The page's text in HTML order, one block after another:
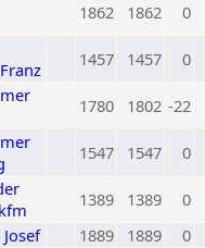
1862 1862 0
1457 1457 0
1780 1802 -22
1547 1547 0
1389 1389 0
1889 1889 0